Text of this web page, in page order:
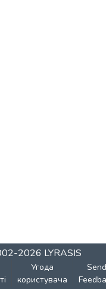
2026 LYRASIS
Угода
користувача
Send